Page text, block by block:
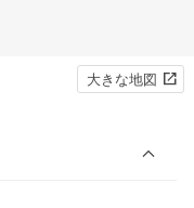
大きな地図